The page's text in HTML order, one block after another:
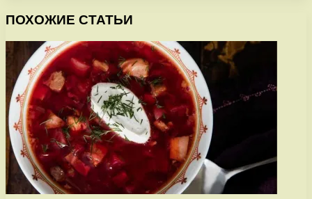
ПОХОЖИЕ СТАТЬИ